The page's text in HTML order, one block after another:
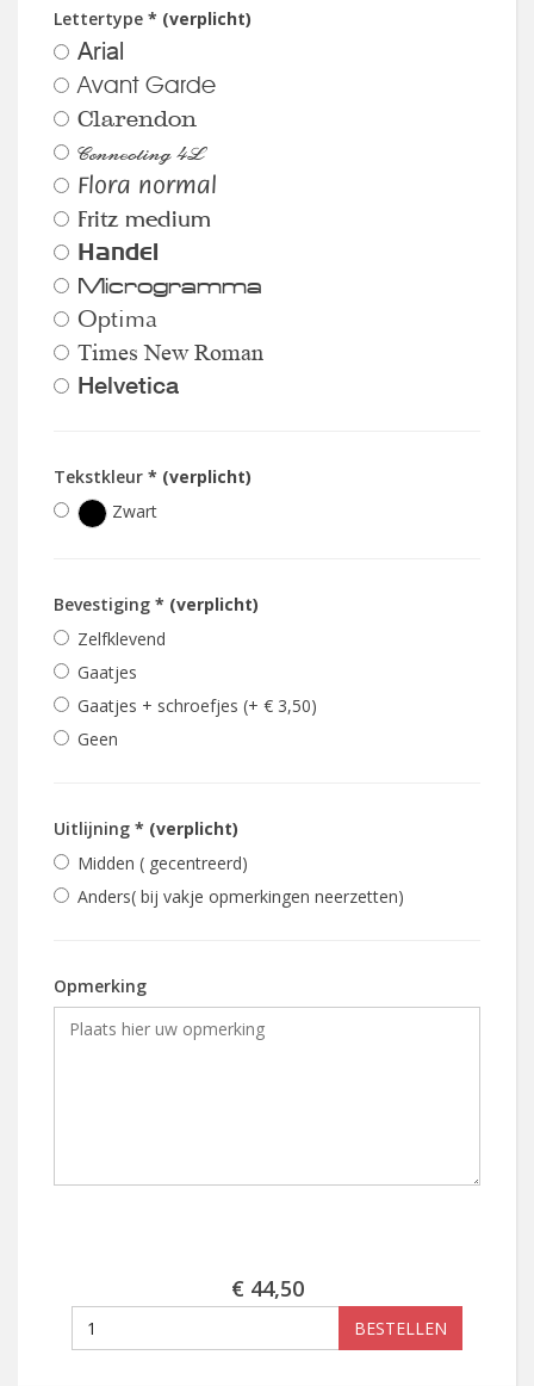
Lettertype * (verplicht)
Arial
Avant Garde
Clarendon
Connecting 4L
Flora normal
Fritz medium
Handel
Microgramma
Optima
Times New Roman
Helvetica
Tekstkleur * (verplicht)
Zwart
Bevestiging * (verplicht)
Zelfklevend
Gaatjes
Gaatjes + schroefjes (+ € 3,50)
Geen
Uitlijning * (verplicht)
Midden ( gecentreerd)
Anders( bij vakje opmerkingen neerzetten)
Opmerking
€ 44,50
BESTELLEN